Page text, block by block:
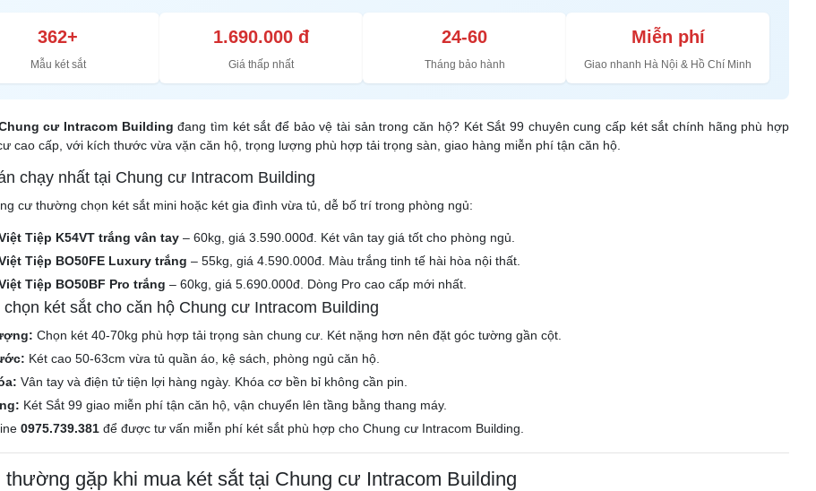
362+
Mẫu két sắt
1.690.000 đ
Giá thấp nhất
24-60
Tháng bảo hành
Miễn phí
Giao nhanh Hà Nội & Hồ Chí Minh
cư Intracom Building đang tìm két sắt để bảo vệ tài sản trong căn hộ? Két Sắt 99 chuyên cung cấp két sắt chính hãng phù hợp
cao cấp, với kích thước vừa vặn căn hộ, trọng lượng phù hợp tải trọng sàn, giao hàng miễn phí tận căn hộ.
chạy nhất tại Chung cư Intracom Building
cư thường chọn két sắt mini hoặc két gia đình vừa tủ, dễ bố trí trong phòng ngủ:
Tiệp K54VT trắng vân tay– 60kg, giá 3.590.000đ. Két vân tay giá tốt cho phòng ngủ.
Tiệp BO50FE Luxury trắng – 55kg, giá 4.590.000đ. Màu trắng tinh tế hài hòa nội thất.
Tiệp BO50BF Pro trắng – 60kg, giá 5.690.000đ. Dòng Pro cao cấp mới nhất.
két sắt cho căn hộ Chung cư Intracom Building
Chọn két 40-70kg phù hợp tải trọng sàn chung cư. Két nặng hơn nên đặt góc tường gần cột.
Két cao 50-63cm vừa tủ quần áo, kệ sách, phòng ngủ căn hộ.
Vân tay và điện tử tiện lợi hàng ngày. Khóa cơ bền bỉ không cần pin.
Két Sắt 99 giao miễn phí tận căn hộ, vận chuyển lên tầng bằng thang máy.
0975.739.381để được tư vấn miễn phí két sắt phù hợp cho Chung cư Intracom Building.
thường gặp khi mua két sắt tại Chung cư Intracom Building